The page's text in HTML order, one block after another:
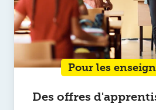
Pour les
Des offres